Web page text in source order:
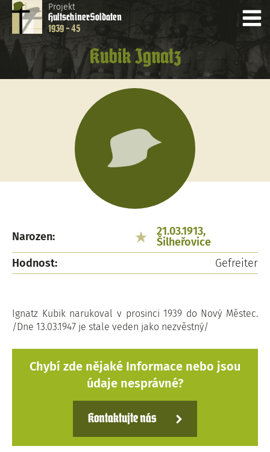
Projekt
HultschinerSoldaten
1939 - 45
Kubik Ignatz
Narozen:
21.03.1913,
Šilheřovice
Hodnost:
Gefreiter
Ignatz Kubik narukoval v prosinci 1939 do Nový Městec.
/Dne 13.03.1947 je stale veden jako nezvěstný/
Chybí zde nějaké Informace nebo jsou
údaje nesprávné?
Kontaktujte nás